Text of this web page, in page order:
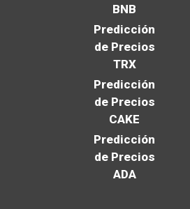
BNB
Predicción
de Precios
TRX
Predicción
de Precios
CAKE
Predicción
de Precios
ADA